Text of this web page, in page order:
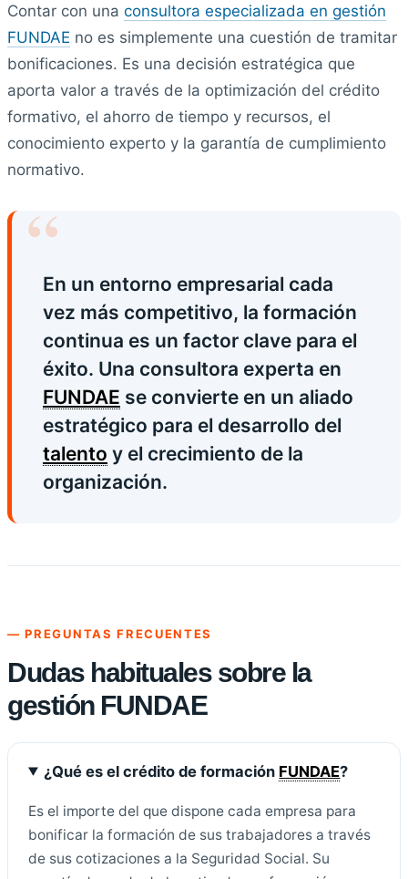
Contar con una consultora especializada en gestión
FUNDAE no es simplemente una cuestión de tramitar
bonificaciones. Es una decisión estratégica que
aporta valor a través de la optimización del crédito
formativo, el ahorro de tiempo y recursos, el
conocimiento experto y la garantía de cumplimiento
normativo.
“
En un entorno empresarial cada
vez más competitivo, la formación
continua es un factor clave para el
éxito. Una consultora experta en
FUNDAE se convierte en un aliado
estratégico para el desarrollo del
talento y el crecimiento de la
organización.
— PREGUNTAS FRECUENTES
Dudas habituales sobre la
gestión FUNDAE
¿Qué es el crédito de formación FUNDAE?
Es el importe del que dispone cada empresa para
bonificar la formación de sus trabajadores a través
de sus cotizaciones a la Seguridad Social. Su